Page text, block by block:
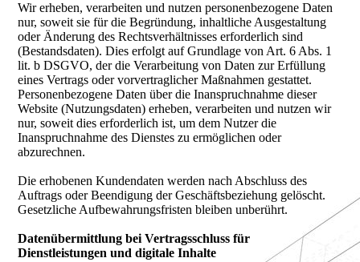
Wir erheben, verarbeiten und nutzen personenbezogene Daten
nur, soweit sie für die Begründung, inhaltliche Ausgestaltung
oder Änderung des Rechtsverhältnisses erforderlich sind
(Bestandsdaten). Dies erfolgt auf Grundlage von Art. 6 Abs. 1
lit. b DSGVO, der die Verarbeitung von Daten zur Erfüllung
eines Vertrags oder vorvertraglicher Maßnahmen gestattet.
Personenbezogene Daten über die Inanspruchnahme dieser
Website (Nutzungsdaten) erheben, verarbeiten und nutzen wir
nur, soweit dies erforderlich ist, um dem Nutzer die
Inanspruchnahme des Dienstes zu ermöglichen oder
abzurechnen.
Die erhobenen Kundendaten werden nach Abschluss des
Auftrags oder Beendigung der Geschäftsbeziehung gelöscht.
Gesetzliche Aufbewahrungsfristen bleiben unberührt.
Datenübermittlung bei Vertragsschluss für
Dienstleistungen und digitale Inhalte